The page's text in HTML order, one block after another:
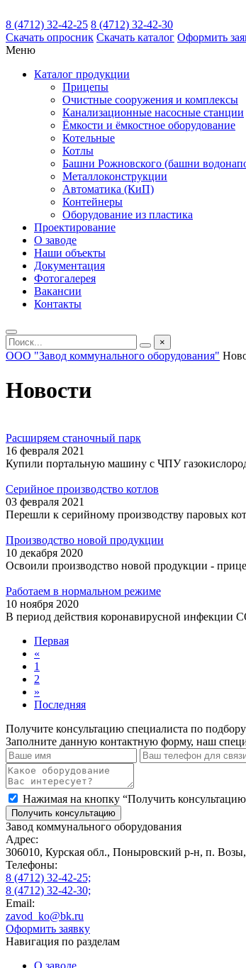
8 (4712) 32-42-25 8 (4712) 32-42-30
Скачать опросник Скачать каталог Оформить
Меню
Каталог продукции
Прицепы
Очистные сооружения и комплексы
Канализационные насосные станции
Ёмкости и ёмкостное оборудование
Котельные
Котлы
Башни Рожновского (башни
Металлоконструкции
Автоматика (КиП)
Контейнеры
Оборудование из пластика
Проектирование
О заводе
Наши объекты
Документация
Фотогалерея
Вакансии
Контакты
×
ООО "Завод коммунального оборудования"
Новости
Расширяем станочный парк
16 февраля 2021
Купили портальную машину с ЧПУ
Серийное производство котлов
03 февраля 2021
Перешли к серийному производству паровых
Производство новой продукции
10 декабря 2020
Освоили производство новой продукции -
Работаем в нормальном режиме
10 ноября 2020
В период действия коронавирусной инфекции
Первая
«
1
2
»
Последняя
Получите консультацию специалиста по
Заполните данную контактную форму, наш
Нажимая на кнопку “Получить
Получить консультацию
Завод коммунального оборудования
Адрес:
306010, Курская обл., Поныровский р-н, п.
Телефоны:
8 (4712) 32-42-25;
8 (4712) 32-42-30;
Email:
zavod_ko@bk.ru
Оформить заявку
Навигация по разделам
О заводе